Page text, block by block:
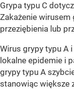
Grypa typu C
Zakażenie wirusem
przeziębienia lub
Wirus grypy typu A
lokalne epidemie i
grypy typu A
stanowiąc większe